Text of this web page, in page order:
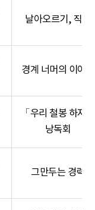
날아오르기, 직전
경계 너머의 이야기
「우리 철봉 하자」
낭독회
그만두는 경력